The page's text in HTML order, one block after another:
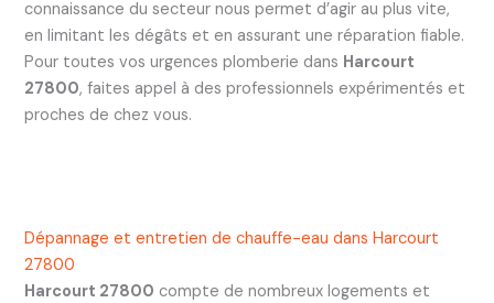
connaissance du secteur nous permet d’agir au plus vite,
en limitant les dégâts et en assurant une réparation fiable.
Pour toutes vos urgences plomberie dans Harcourt
27800, faites appel à des professionnels expérimentés et
proches de chez vous.
Dépannage et entretien de chauffe-eau dans Harcourt
27800
Harcourt 27800 compte de nombreux logements et